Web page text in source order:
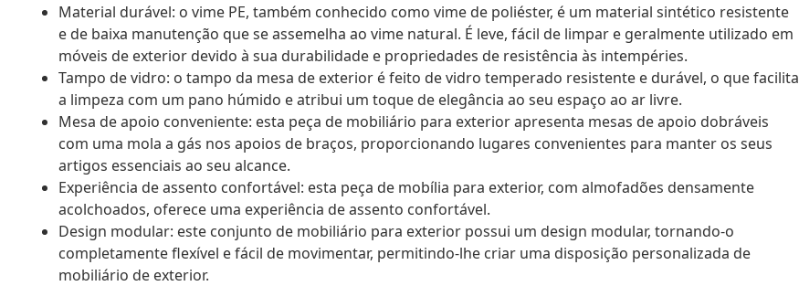
Material durável: o vime PE, também conhecido como vime de poliéster, é um material sintético resistente
e de baixa manutenção que se assemelha ao vime natural. É leve, fácil de limpar e geralmente utilizado em
móveis de exterior devido à sua durabilidade e propriedades de resistência às intempéries.
Tampo de vidro: o tampo da mesa de exterior é feito de vidro temperado resistente e durável, o que facilita
a limpeza com um pano húmido e atribui um toque de elegância ao seu espaço ao ar livre.
Mesa de apoio conveniente: esta peça de mobiliário para exterior apresenta mesas de apoio dobráveis
com uma mola a gás nos apoios de braços, proporcionando lugares convenientes para manter os seus
artigos essenciais ao seu alcance.
Experiência de assento confortável: esta peça de mobília para exterior, com almofadões densamente
acolchoados, oferece uma experiência de assento confortável.
Design modular: este conjunto de mobiliário para exterior possui um design modular, tornando-o
completamente flexível e fácil de movimentar, permitindo-lhe criar uma disposição personalizada de
mobiliário de exterior.